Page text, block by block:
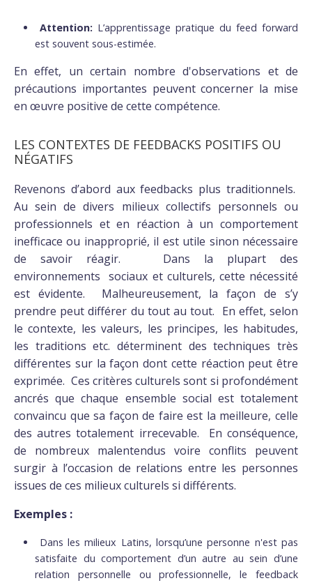
Attention: L’apprentissage pratique du feed forward
est souvent sous-estimée.
En effet, un certain nombre d'observations et de
précautions importantes peuvent concerner la mise
en œuvre positive de cette compétence.
LES CONTEXTES DE FEEDBACKS POSITIFS OU
NÉGATIFS
Revenons d’abord aux feedbacks plus traditionnels.
Au sein de divers milieux collectifs personnels ou
professionnels et en réaction à un comportement
inefficace ou inapproprié, il est utile sinon nécessaire
de savoir réagir. Dans la plupart des
environnements sociaux et culturels, cette nécessité
est évidente. Malheureusement, la façon de s’y
prendre peut différer du tout au tout. En effet, selon
le contexte, les valeurs, les principes, les habitudes,
les traditions etc. déterminent des techniques très
différentes sur la façon dont cette réaction peut être
exprimée. Ces critères culturels sont si profondément
ancrés que chaque ensemble social est totalement
convaincu que sa façon de faire est la meilleure, celle
des autres totalement irrecevable. En conséquence,
de nombreux malentendus voire conflits peuvent
surgir à l’occasion de relations entre les personnes
issues de ces milieux culturels si différents.
Exemples :
Dans les milieux Latins, lorsqu’une personne n'est pas
satisfaite du comportement d’un autre au sein d’une
relation personnelle ou professionnelle, le feedback